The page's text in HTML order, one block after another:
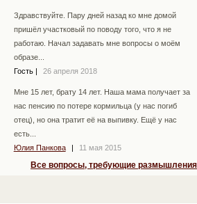
Здравствуйте. Пару дней назад ко мне домой
пришёл участковый по поводу того, что я не
работаю. Начал задавать мне вопросы о моём
образе...
Гость
26 апреля 2018
Мне 15 лет, брату 14 лет. Наша мама получает за
нас пенсию по потере кормильца (у нас погиб
отец), но она тратит её на выпивку. Ещё у нас
есть...
Юлия Панкова
11 мая 2015
Все вопросы, требующие размышления